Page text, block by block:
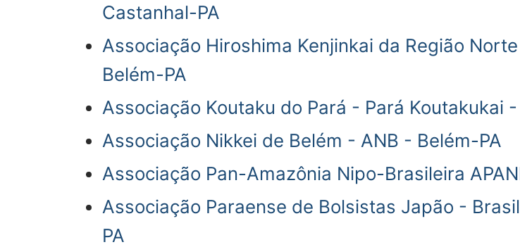
Castanhal-PA
Associação Hiroshima Kenjinkai da Região
Belém-PA
Associação Koutaku do Pará - Pará Koutakukai
Associação Nikkei de Belém - ANB - Belém-PA
Associação Pan-Amazônia Nipo-Brasileira
Associação Paraense de Bolsistas Japão -
PA